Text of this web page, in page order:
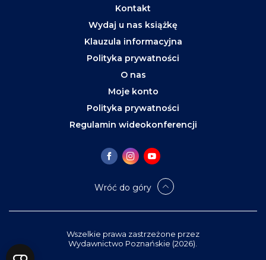
Kontakt
Wydaj u nas książkę
Klauzula informacyjna
Polityka prywatności
O nas
Moje konto
Polityka prywatności
Regulamin wideokonferencji
Wróć do góry
Wszelkie prawa zastrzeżone przez
Wydawnictwo Poznańskie (2026).